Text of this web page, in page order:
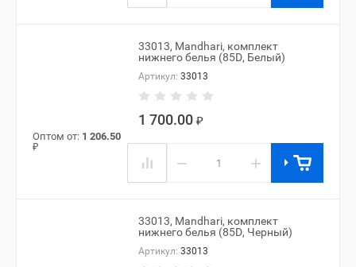
33013, Mandhari, комплект
нижнего белья (85D, Белый)
Артикул: 33013
1 700.00 ₽
Оптом от: 1 206.50
₽
− +
33013, Mandhari, комплект
нижнего белья (85D, Черный)
Артикул: 33013